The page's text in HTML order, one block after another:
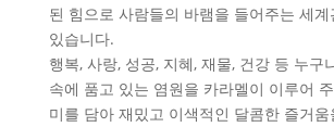
된 힘으로 사람들의 바램을 들어주는 세
있습니다.
행복, 사랑, 성공, 지혜, 재물, 건강 등 누구
속에 품고 있는 염원을 카라멜이 이루어
미를 담아 재밌고 이색적인 달콤한 즐거